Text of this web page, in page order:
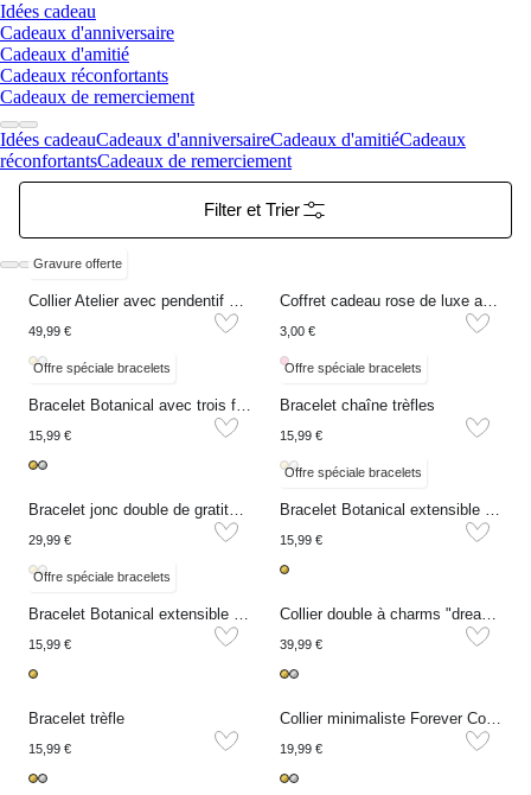
Idées cadeau
Cadeaux d'anniversaire
Cadeaux d'amitié
Cadeaux réconfortants
Cadeaux de remerciement
Idées cadeauCadeaux d'anniversaireCadeaux d'amitiéCadeaux
réconfortantsCadeaux de remerciement
Filter et Trier
Gravure offerte
49,99 € 3,00 €
Offre spéciale bracelets
15,99 €
Offre spéciale bracelets
Bracelet chaîne trèfles
15,99 €
29,99 €
Offre spéciale bracelets
15,99 €
Offre spéciale bracelets
15,99 € 39,99 €
Bracelet trèfle
15,99 € 19,99 €